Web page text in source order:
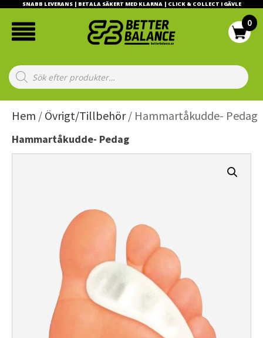
SNABB LEVERANS | BETALA SÄKERT MED KLARNA | CLICK & COLLECT I GÄVLE
Products
search
Hem / Övrigt/Tillbehör/ Hammartåkudde- Pedag
Hammartåkudde- Pedag